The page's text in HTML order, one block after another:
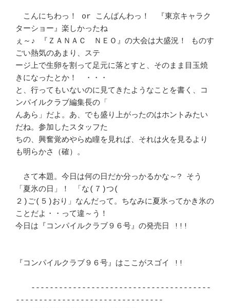
こんにちわっ！ or こんばんわっ！　『東京キャラク
ターショー』楽しかったね
ぇ～♪ 『ＺＡＮＡＣ　ＮＥＯ』の大会は大盛況！ ものす
ごい熱気のあまり、ステ
ージ上で生卵を割って足元に落とすと、そのまま目玉焼
きになったとか！　・・・
と、行ってもいないのに見てきたようなことを書く、コ
ンパイルクラブ編集長の「
んあら」だよ。あ、でも盛り上がったのはホントみたい
だね。参加したスタッフた
ちの、興奮覚めやらぬ瞳を見れば、それは火を見るより
も明らかさ（確）。
さて本題。今日は何の日だか分っかるかな～? そう
「夏氷の日」！ 「な(７)つ(
２)ご(５)おり」なんだって。ちなみに夏氷ってかき氷の
ことだよ・・って違～う！
今日は『コンパイルクラブ９６号』の発売日 !!!
『コンパイルクラブ９６号』はここがスゴイ !!
---------------------------------------
--------------------------------